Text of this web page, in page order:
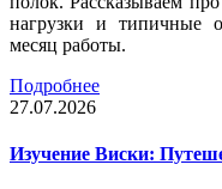
нагрузки и типичные
месяц работы.
Подробнее
27.07.2026
Изучение Виски: